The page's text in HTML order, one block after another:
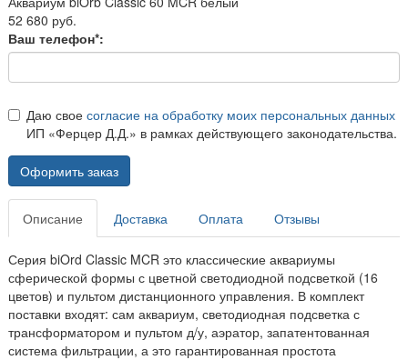
52 680 руб.
Ваш телефон*:
Даю свое согласие на обработку моих персональных данных
ИП «Ферцер Д.Д.» в рамках действующего законодательства.
Оформить заказ
Описание Доставка Оплата Отзывы
Серия biOrd Classic MCR это классические аквариумы
сферической формы с цветной светодиодной подсветкой (16
цветов) и пультом дистанционного управления. В комплект
поставки входят: сам аквариум, светодиодная подсветка с
трансформатором и пультом д/у, аэратор, запатентованная
система фильтрации, а это гарантированная простота